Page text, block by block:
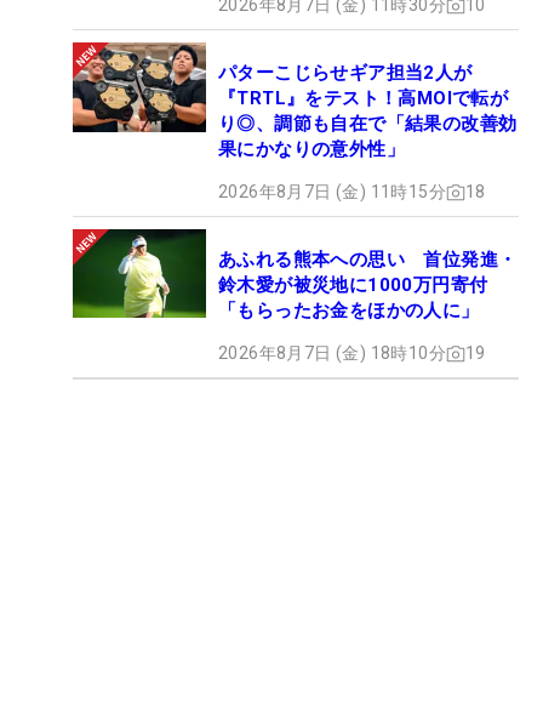
2026年8月7日 (金) 11時30分 10
パターこじらせギア担当2人が
『TRTL』をテスト！高MOIで転が
り◎、調節も自在で「結果の改善効
果にかなりの意外性」
2026年8月7日 (金) 11時15分 18
あふれる熊本への思い 首位発進・
鈴木愛が被災地に1000万円寄付
「もらったお金をほかの人に」
2026年8月7日 (金) 18時10分 19